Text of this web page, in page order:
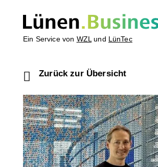
Ein Service von WZL und LünTec
Zurück zur Übersicht